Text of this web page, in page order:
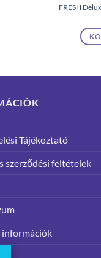
FRESH
Tájékoztató
szerződési feltételek
információk